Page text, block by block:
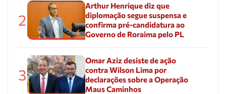
2
Arthur Henrique diz que
diplomação segue suspensa e
confirma pré-candidatura ao
Governo de Roraima pelo PL
3
Omar Aziz desiste de ação
contra Wilson Lima por
declarações sobre a Operação
Maus Caminhos